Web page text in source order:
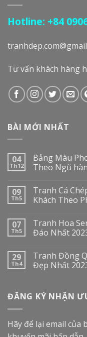
Hotline: +84
Tư vấn khách hàng
BÀI MỚI NHẤT
04
Th12
Bảng Màu
Theo Ngũ
09
Th5
Tranh Cá
Khách Theo
07
Th5
Tranh Hoa
Đáo Nhất
29
Th4
Tranh Đồng
Đẹp Nhất
ĐĂNG KÝ NHẬN
Hãy để lại email